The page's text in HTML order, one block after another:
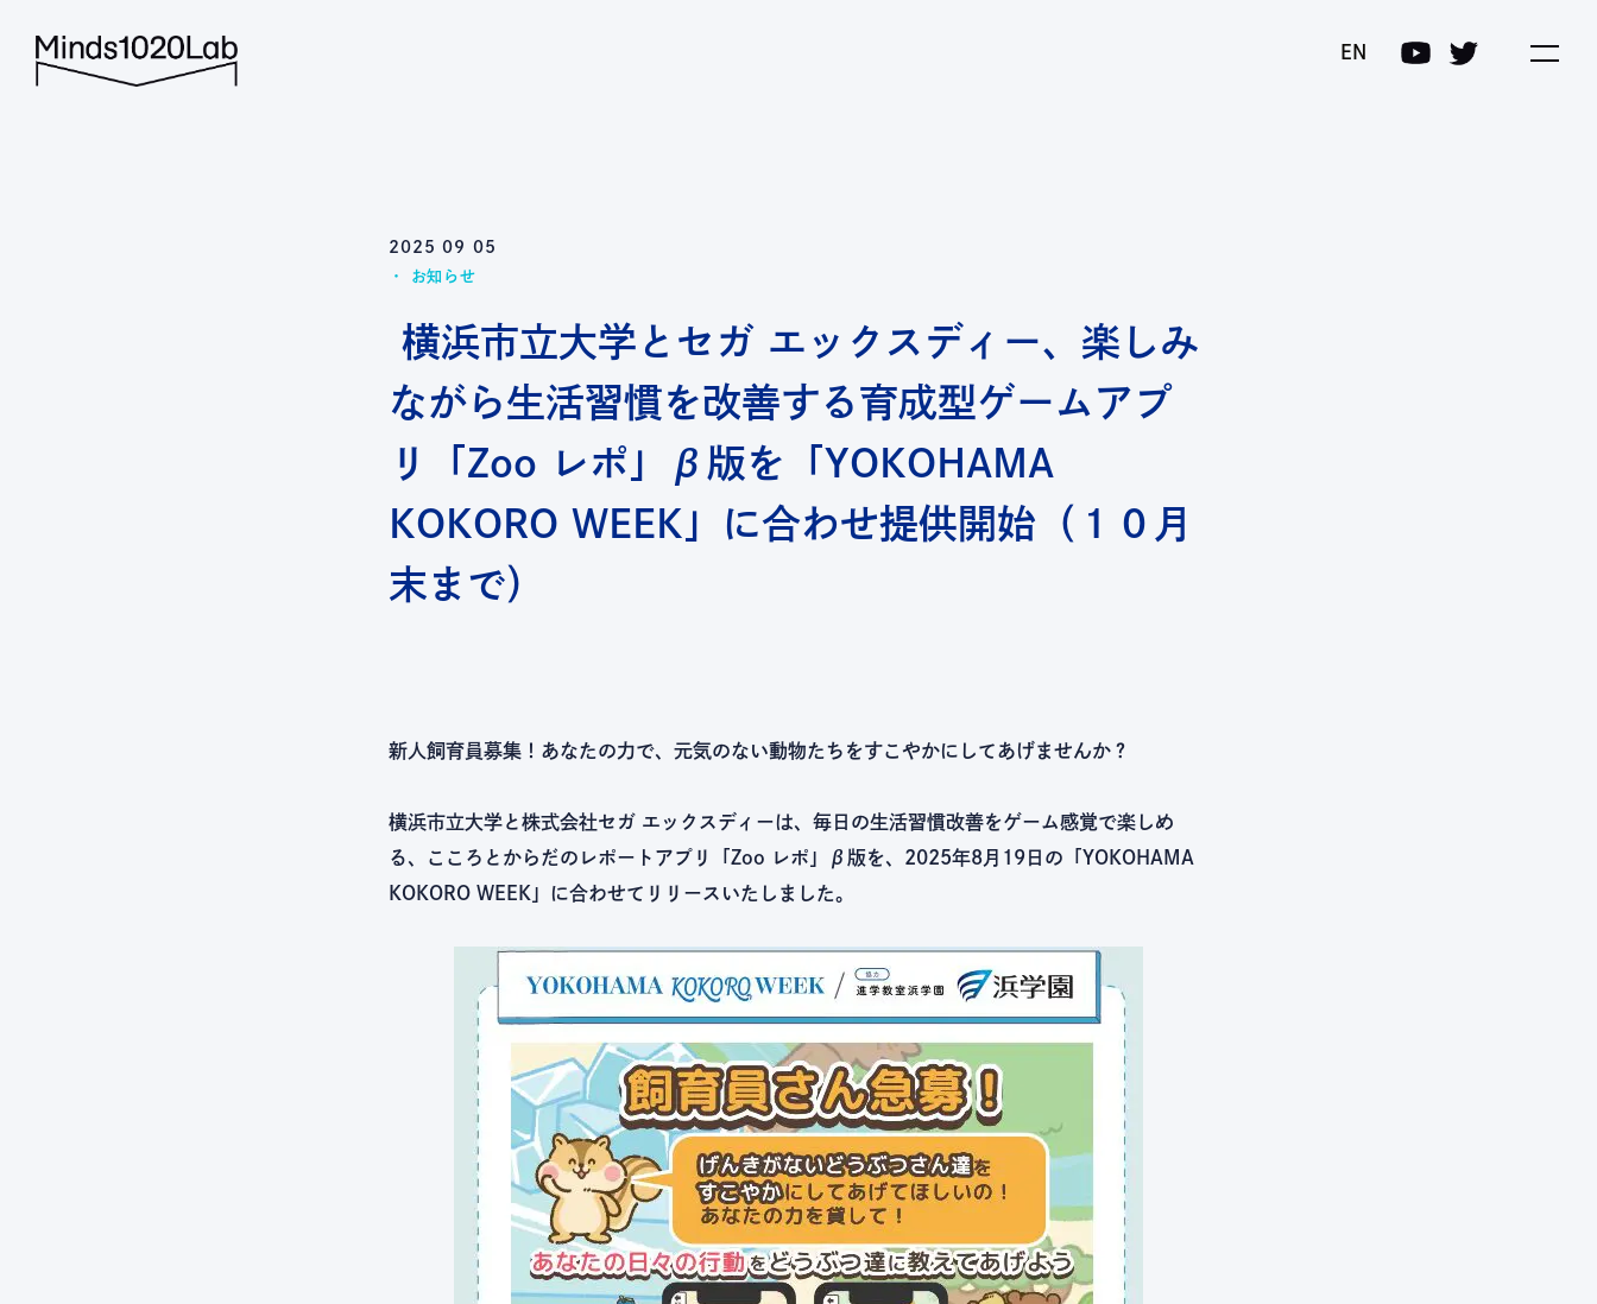
Minds1020Lab｜横浜市立大学 共創の場形成支援プログラム(COI-NEXT)
EN
2025 09 05
お知らせ
横浜市立大学とセガ エックスディー、楽しみ
ながら生活習慣を改善する育成型ゲームアプ
リ「Zoo レポ」β版を「YOKOHAMA
KOKORO WEEK」に合わせ提供開始（１０月
末まで）
新人飼育員募集！あなたの力で、元気のない動物たちをすこやかにしてあげませんか？
横浜市立大学と株式会社セガ エックスディーは、毎日の生活習慣改善をゲーム感覚で楽しめ
る、こころとからだのレポートアプリ「Zoo レポ」β版を、2025年8月19日の「YOKOHAMA
KOKORO WEEK」に合わせてリリースいたしました。